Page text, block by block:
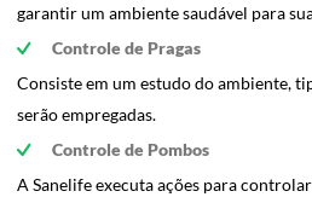
garantir um ambiente saudável para
Controle de Pragas
Consiste em um estudo do ambiente,
serão empregadas.
Controle de Pombos
A Sanelife executa ações para